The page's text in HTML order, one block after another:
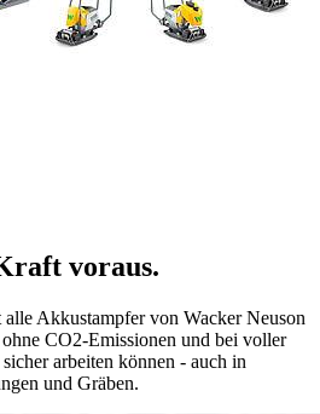
voraus.
Akkustampfer von Wacker Neuson
CO2-Emissionen und bei voller
arbeiten können - auch in
und Gräben.